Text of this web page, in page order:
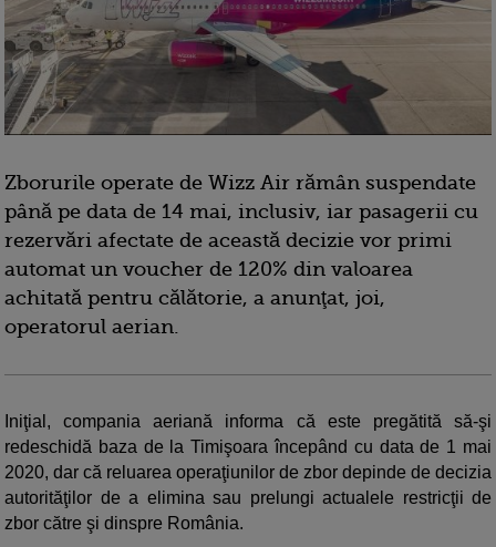
Zborurile operate de Wizz Air rămân suspendate
până pe data de 14 mai, inclusiv, iar pasagerii cu
rezervări afectate de această decizie vor primi
automat un voucher de 120% din valoarea
achitată pentru călătorie, a anunţat, joi,
operatorul aerian.
Iniţial, compania aeriană informa că este pregătită să-şi
redeschidă baza de la Timişoara începând cu data de 1 mai
2020, dar că reluarea operaţiunilor de zbor depinde de decizia
autorităţilor de a elimina sau prelungi actualele restricţii de
zbor către şi dinspre România.